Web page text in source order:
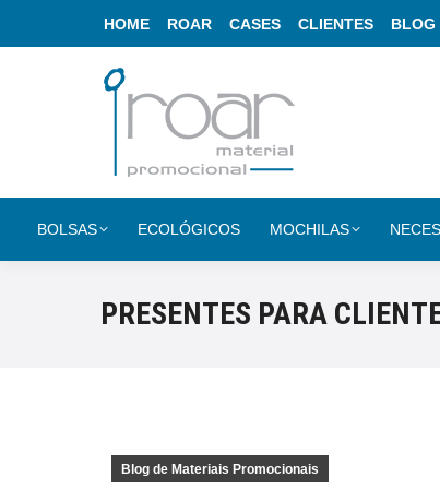
HOME ROAR CASES CLIENTES BLOG
BOLSAS ECOLÓGICOS MOCHILAS
PRESENTES PARA
Blog de Materiais Promocionais